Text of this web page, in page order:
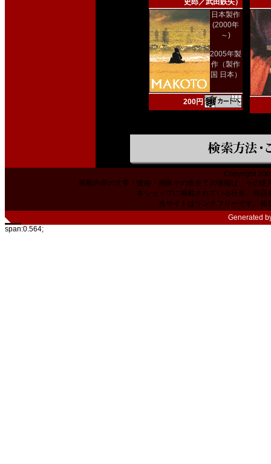
史郎／武田鉄矢）
日本製作
(2000年
～)
2005年製
作（製作
国 日本）
200円
Copyright
掲載内容の文章・価格・画像その他全ての情報は、その
本ショップに掲載されている社名、商
当サイトはリンクフリーです。相
Generated
span:0.564;